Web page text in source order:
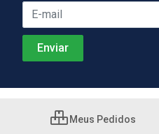
Meus Pedidos